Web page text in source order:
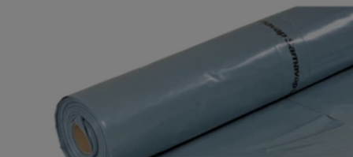
Temperaturgrenzen für die Installation von Sarnatape®-
für die Stoßverbindung und Details
+5 °C min. / +40 °C max.